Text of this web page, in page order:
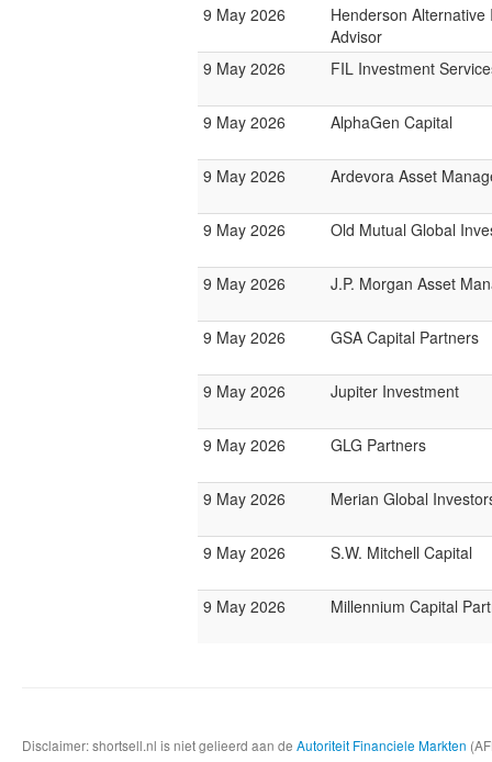
9 May 2026
Henderson Alternative
Advisor
9 May 2026
FIL Investment
9 May 2026 AlphaGen Capital
9 May 2026 Ardevora Asset
9 May 2026 Old Mutual Global
9 May 2026 J.P. Morgan Asset
9 May 2026 GSA Capital Partners
9 May 2026 Jupiter Investment
9 May 2026 GLG Partners
9 May 2026 Merian Global
9 May 2026 S.W. Mitchell Capital
9 May 2026 Millennium Capital
Disclaimer: shortsell.nl is niet gelieerd aan de Autoriteit Financiele Markten